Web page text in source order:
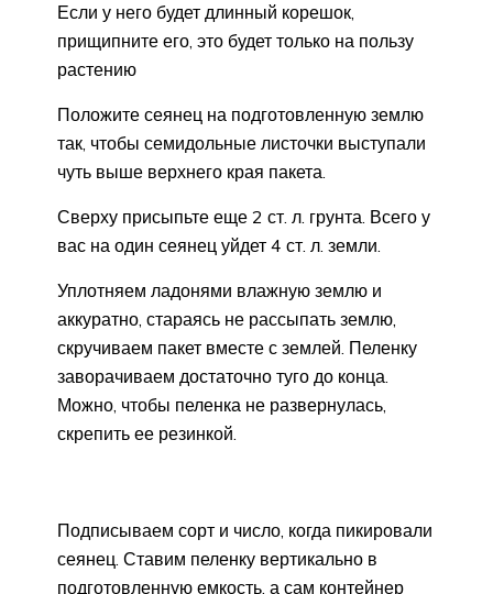
Если у него будет длинный корешок,
прищипните его, это будет только на пользу
растению
Положите сеянец на подготовленную землю
так, чтобы семидольные листочки выступали
чуть выше верхнего края пакета.
Сверху присыпьте еще 2 ст. л. грунта. Всего у
вас на один сеянец уйдет 4 ст. л. земли.
Уплотняем ладонями влажную землю и
аккуратно, стараясь не рассыпать землю,
скручиваем пакет вместе с землей. Пеленку
заворачиваем достаточно туго до конца.
Можно, чтобы пеленка не развернулась,
скрепить ее резинкой.
Подписываем сорт и число, когда пикировали
сеянец. Ставим пеленку вертикально в
подготовленную емкость, а сам контейнер